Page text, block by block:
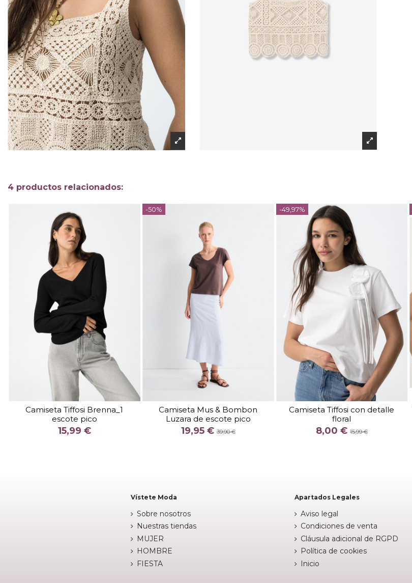
4 productos relacionados:
Camiseta Tiffosi Brenna_1
escote pico
15,99 €
TALLA
L
COLOR
GRANATE
-50%
Camiseta Mus & Bombon
Luzara de escote pico
19,95 €39,90 €
TALLA
S
COLOR
MARRON
-49,97%
Camiseta Tiffosi con detalle
floral
8,00 € 15,99 €
TALLA
L
COLOR
BLANCO
Vístete Moda
Sobre nosotros
Nuestras tiendas
MUJER
HOMBRE
FIESTA
Apartados Legales
Aviso legal
Condiciones de venta
Cláusula adicional de RGPD
Política de cookies
Inicio